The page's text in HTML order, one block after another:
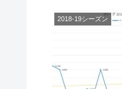
2018-19シーズン